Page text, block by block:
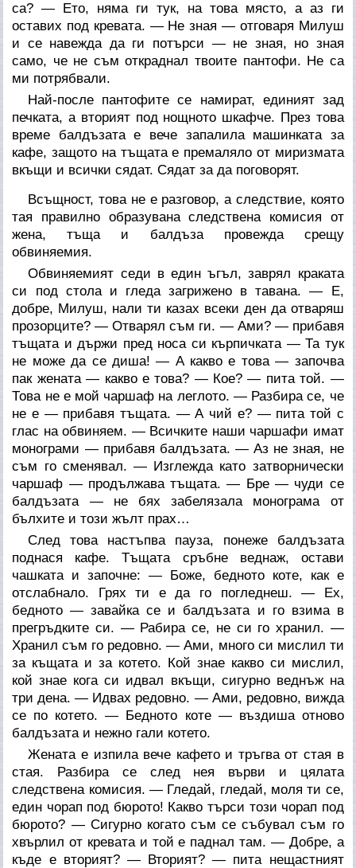
са? — Ето, няма ги тук, на това място, а аз ги
оставих под кревата. — Не зная — отговаря Милуш
и се навежда да ги потърси — не зная, но зная
само, че не съм откраднал твоите пантофи. Не са
ми потрябвали.
Най-после пантофите се намират, единият зад
печката, а вторият под нощното шкафче. През това
време балдъзата е вече запалила машинката за
кафе, защото на тъщата е премаляло от миризмата
вкъщи и всички сядат. Сядат за да поговорят.
Всъщност, това не е разговор, а следствие, която
тая правилно образувана следствена комисия от
жена, тъща и балдъза провежда срещу
обвиняемия.
Обвиняемият седи в един ъгъл, заврял краката
си под стола и гледа загрижено в тавана. — Е,
добре, Милуш, нали ти казах всеки ден да отваряш
прозорците? — Отварял съм ги. — Ами? — прибавя
тъщата и държи пред носа си кърпичката — Та тук
не може да се диша! — А какво е това — започва
пак жената — какво е това? — Кое? — пита той. —
Това не е мой чаршаф на леглото. — Разбира се, че
не е — прибавя тъщата. — А чий е? — пита той с
глас на обвиняем. — Всичките наши чаршафи имат
монограми — прибавя балдъзата. — Аз не зная, не
съм го сменявал. — Изглежда като затворнически
чаршаф — продължава тъщата. — Бре — чуди се
балдъзата — не бях забелязала монограма от
бълхите и този жълт прах…
След това настъпва пауза, понеже балдъзата
поднася кафе. Тъщата сръбне веднаж, остави
чашката и започне: — Боже, бедното коте, как е
отслабнало. Грях ти е да го погледнеш. — Ех,
бедното — завайка се и балдъзата и го взима в
прегръдките си. — Рабира се, не си го хранил. —
Хранил съм го редовно. — Ами, много си мислил ти
за къщата и за котето. Кой знае какво си мислил,
кой знае кога си идвал вкъщи, сигурно веднъж на
три дена. — Идвах редовно. — Ами, редовно, вижда
се по котето. — Бедното коте — въздиша отново
балдъзата и нежно гали котето.
Жената е изпила вече кафето и тръгва от стая в
стая. Разбира се след нея върви и цялата
следствена комисия. — Гледай, гледай, моля ти се,
един чорап под бюрото! Какво търси този чорап под
бюрото? — Сигурно когато съм се събувал съм го
хвърлил от кревата и той е паднал там. — Добре, а
къде е вторият? — Вторият? — пита нещастният